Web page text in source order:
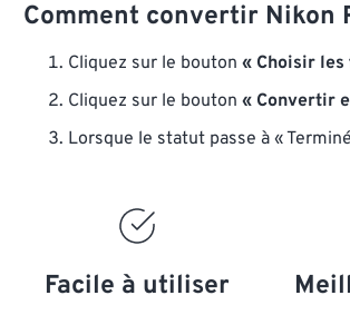
Comment convertir Nikon
Cliquez sur le bouton « Choisir
Cliquez sur le bouton « Convertir
Lorsque le statut passe à «
Facile à utiliser